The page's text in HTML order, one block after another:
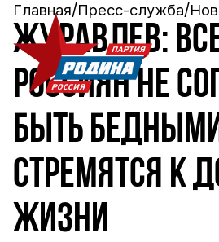
Главная Пресс-служба
ЖУРАВЛЕВ:
РОССИЯН НЕ
БЫТЬ
СТРЕМЯТСЯ К
ЖИЗНИ